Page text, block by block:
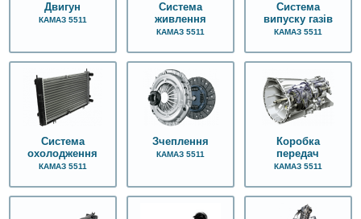
Двигун
КАМАЗ 5511
Система
живлення
КАМАЗ 5511
Система
випуску газів
КАМАЗ 5511
Система
охолодження
КАМАЗ 5511
Зчеплення
КАМАЗ 5511
Коробка
передач
КАМАЗ 5511